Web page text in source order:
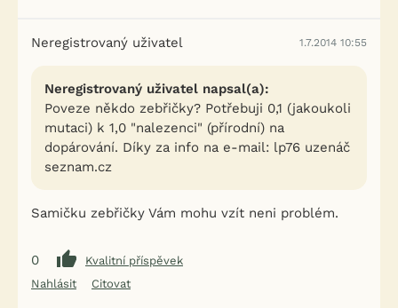
Neregistrovaný uživatel 1.7.2014 10:55
Neregistrovaný uživatel napsal(a):
Poveze někdo zebřičky? Potřebuji 0,1 (jakoukoli
mutaci) k 1,0 "nalezenci" (přírodní) na
dopárování. Díky za info na e-mail: lp76 uzenáč
seznam.cz
Samičku zebřičky Vám mohu vzít neni problém.
0
Kvalitní příspěvek
Nahlásit
Citovat